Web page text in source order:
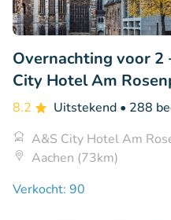
Overnachting voor
City Hotel Am
8.2 Uitstekend • 288
A&S City Hotel Am
Aachen (73km)
Verkocht: 90